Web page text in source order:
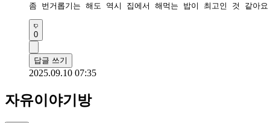
좀 번거롭기는 해도 역시 집에서 해먹는 밥이 최고인 것 같아요
0
답글 쓰기
2025.09.10 07:35
자유이야기방